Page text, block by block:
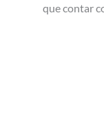
que contar